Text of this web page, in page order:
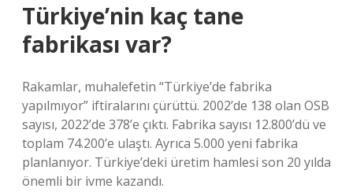
Türkiye’nin kaç tane
fabrikası var?
Rakamlar, muhalefetin “Türkiye’de fabrika
yapılmıyor” iftiralarını çürüttü. 2002’de 138 olan OSB
sayısı, 2022’de 378’e çıktı. Fabrika sayısı 12.800’dü ve
toplam 74.200’e ulaştı. Ayrıca 5.000 yeni fabrika
planlanıyor. Türkiye’deki üretim hamlesi son 20 yılda
önemli bir ivme kazandı.